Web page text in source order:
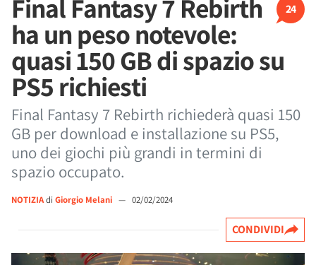
24
Final Fantasy 7 Rebirth
ha un peso notevole:
quasi 150 GB di spazio su
PS5 richiesti
Final Fantasy 7 Rebirth richiederà quasi 150
GB per download e installazione su PS5,
uno dei giochi più grandi in termini di
spazio occupato.
NOTIZIAdi Giorgio Melani — 02/02/2024
CONDIVIDI